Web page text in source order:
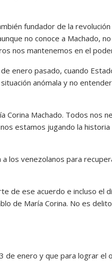
fundador de la revolución
no conoce a Machado,
nos mantenemos en el
enero pasado, cuando
anómala y no
Corina Machado. Todos nos
estamos jugando la
los venezolanos para
de ese acuerdo e incluso el
de María Corina. No es
de enero y que para lograr el